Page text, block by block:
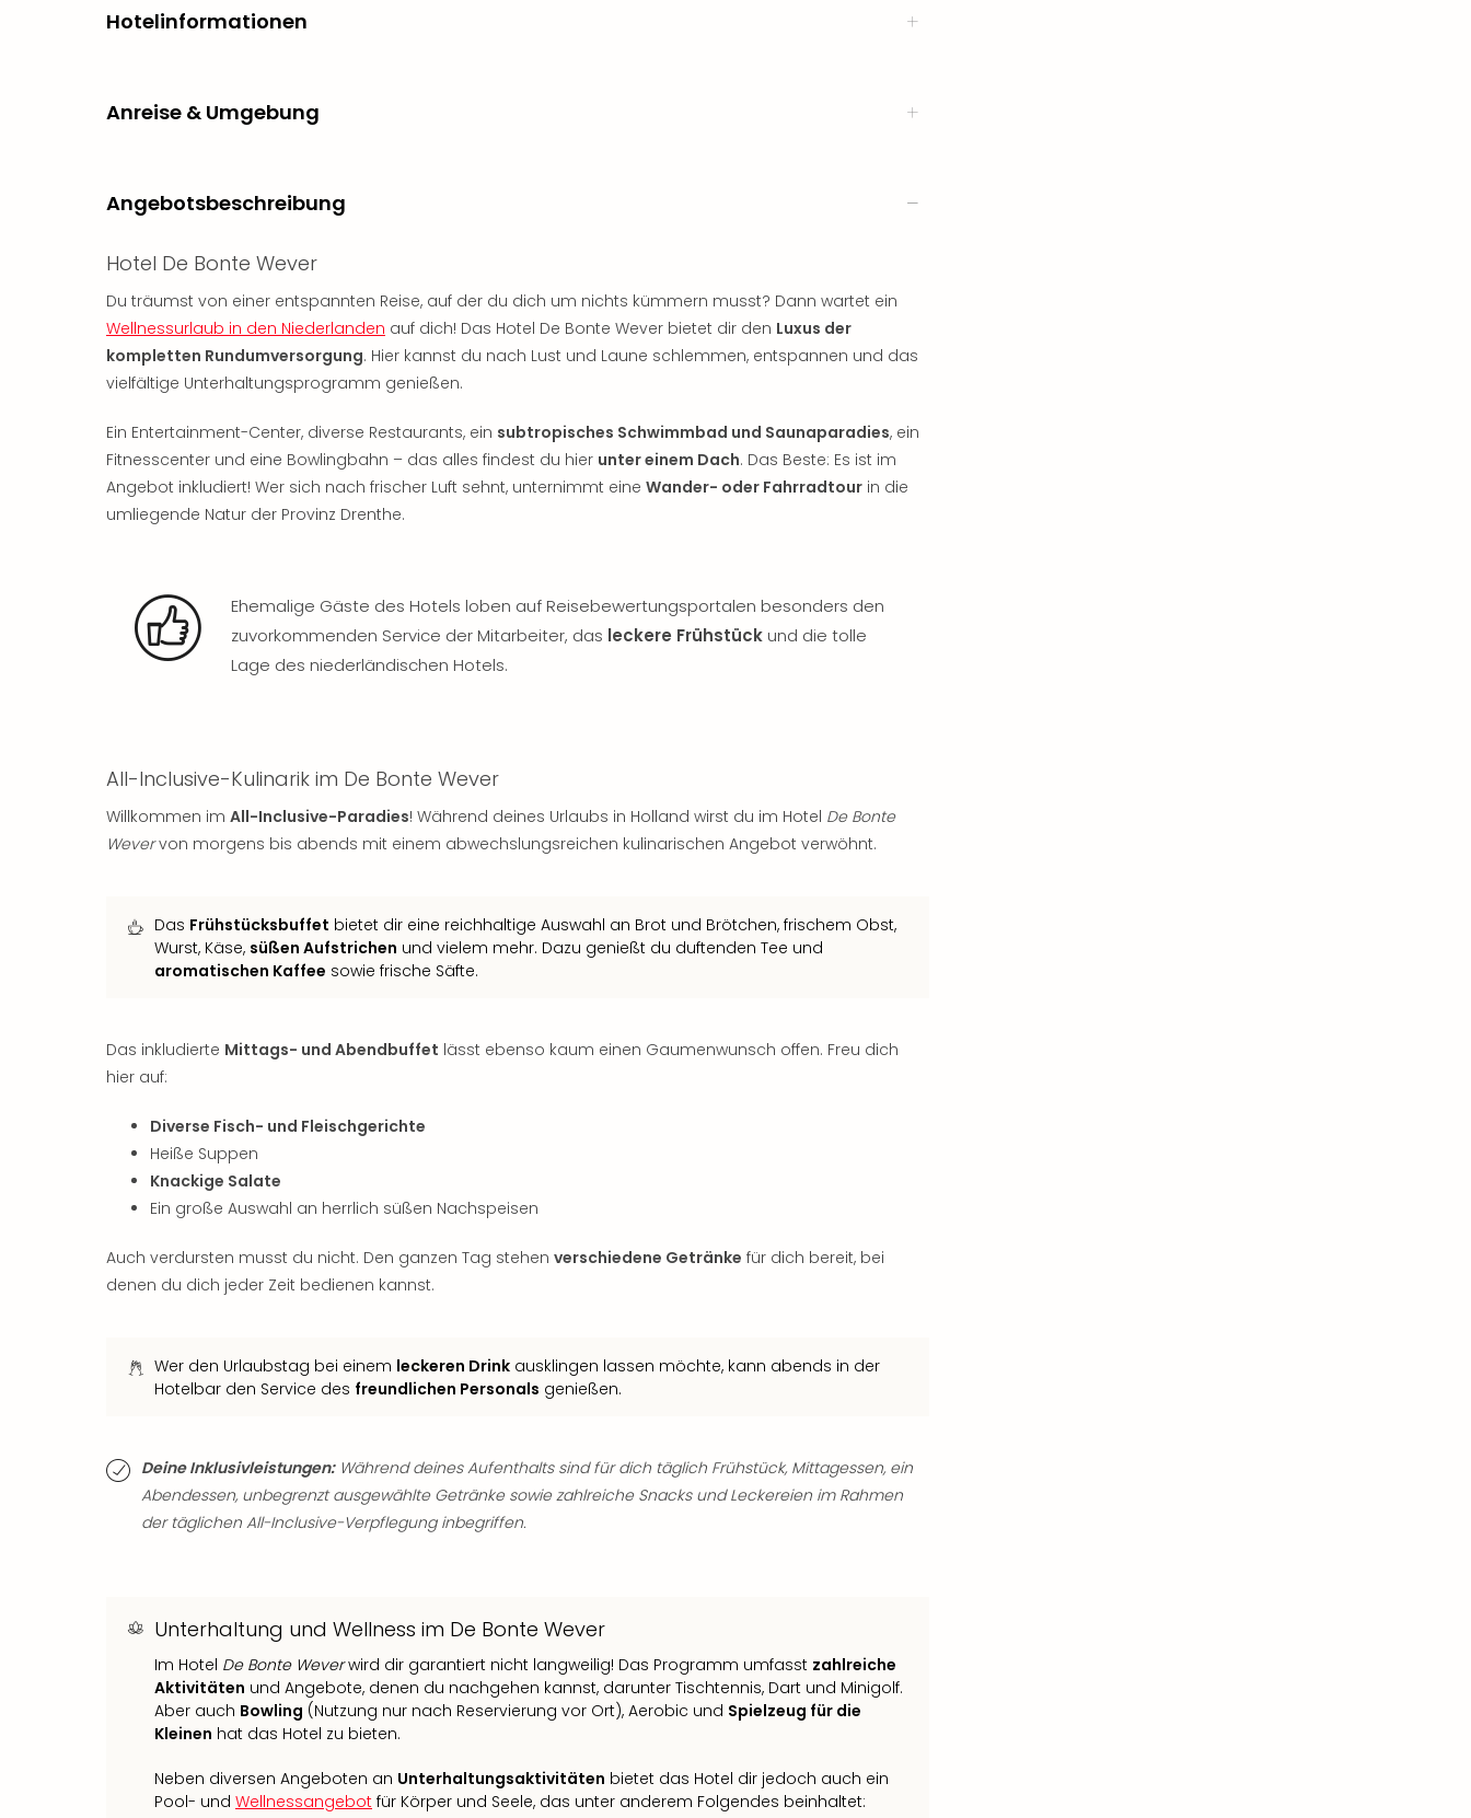
Hotelinformationen
Anreise & Umgebung
Angebotsbeschreibung
Hotel De Bonte Wever
Du träumst von einer entspannten Reise, auf der du dich um nichts kümmern musst? Dann wartet ein
Wellnessurlaub in den Niederlanden auf dich! Das Hotel De Bonte Wever bietet dir den Luxus der
kompletten Rundumversorgung. Hier kannst du nach Lust und Laune schlemmen, entspannen und das
vielfältige Unterhaltungsprogramm genießen.
Ein Entertainment-Center, diverse Restaurants, ein subtropisches Schwimmbad und Saunaparadies, ein
Fitnesscenter und eine Bowlingbahn – das alles findest du hier unter einem Dach. Das Beste: Es ist im
Angebot inkludiert! Wer sich nach frischer Luft sehnt, unternimmt eine Wander- oder Fahrradtour in die
umliegende Natur der Provinz Drenthe.
Ehemalige Gäste des Hotels loben auf Reisebewertungsportalen besonders den
zuvorkommenden Service der Mitarbeiter, das leckere Frühstückund die tolle
Lage des niederländischen Hotels.
All-Inclusive-Kulinarik im De Bonte Wever
Willkommen im All-Inclusive-Paradies! Während deines Urlaubs in Holland wirst du im Hotel De Bonte
Wevervon morgens bis abends mit einem abwechslungsreichen kulinarischen Angebot verwöhnt.
Das Frühstücksbuffet bietet dir eine reichhaltige Auswahl an Brot und Brötchen, frischem Obst,
Wurst, Käse, süßen Aufstrichen und vielem mehr. Dazu genießt du duftenden Tee und
aromatischen Kaffee sowie frische Säfte.
Das inkludierte Mittags- und Abendbuffet lässt ebenso kaum einen Gaumenwunsch offen. Freu dich
hier auf:
Diverse Fisch- und Fleischgerichte
Heiße Suppen
Knackige Salate
Ein große Auswahl an herrlich süßen Nachspeisen
Auch verdursten musst du nicht. Den ganzen Tag stehen verschiedene Getränke für dich bereit, bei
denen du dich jeder Zeit bedienen kannst.
Wer den Urlaubstag bei einem leckeren Drink ausklingen lassen möchte, kann abends in der
Hotelbar den Service des freundlichen Personals genießen.
Deine Inklusivleistungen:Während deines Aufenthalts sind für dich täglich Frühstück, Mittagessen, ein
Abendessen, unbegrenzt ausgewählte Getränke sowie zahlreiche Snacks und Leckereien im Rahmen
der täglichen All-Inclusive-Verpflegung inbegriffen.
Unterhaltung und Wellness im De Bonte Wever
Im Hotel De Bonte Weverwird dir garantiert nicht langweilig! Das Programm umfasst zahlreiche
Aktivitäten und Angebote, denen du nachgehen kannst, darunter Tischtennis, Dart und Minigolf.
Aber auch Bowling (Nutzung nur nach Reservierung vor Ort), Aerobic und Spielzeug für die
Kleinen hat das Hotel zu bieten.
Neben diversen Angeboten an Unterhaltungsaktivitäten bietet das Hotel dir jedoch auch ein
Pool- und Wellnessangebot für Körper und Seele, das unter anderem Folgendes beinhaltet: